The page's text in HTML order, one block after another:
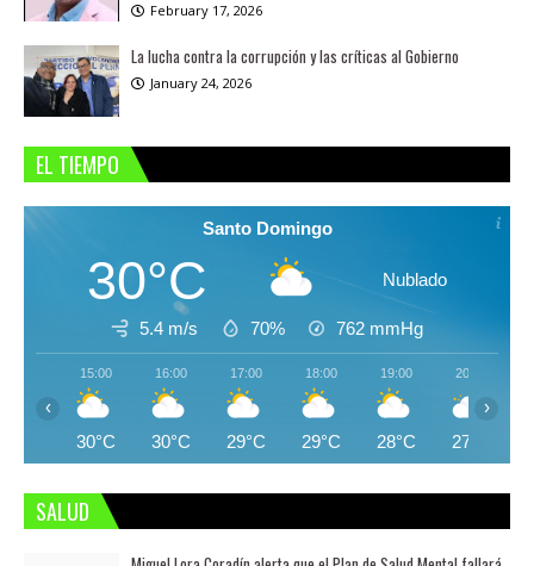
February 17, 2026
La lucha contra la corrupción y las críticas al Gobierno
January 24, 2026
EL TIEMPO
Santo Domingo
30°C Nublado
5.4 m/s 70% 762 mmHg
15:00
30°C
16:00
30°C
17:00
29°C
18:00
29°C
19:00
28°C
20:00
27°C
‹ ›
SALUD